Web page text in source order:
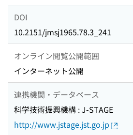
DOI
10.2151/jmsj1965.78.3_241
オンライン閲覧公開範囲
インターネット公開
連携機関・データベース
科学技術振興機構 : J-STAGE
http://www.jstage.jst.go.jp